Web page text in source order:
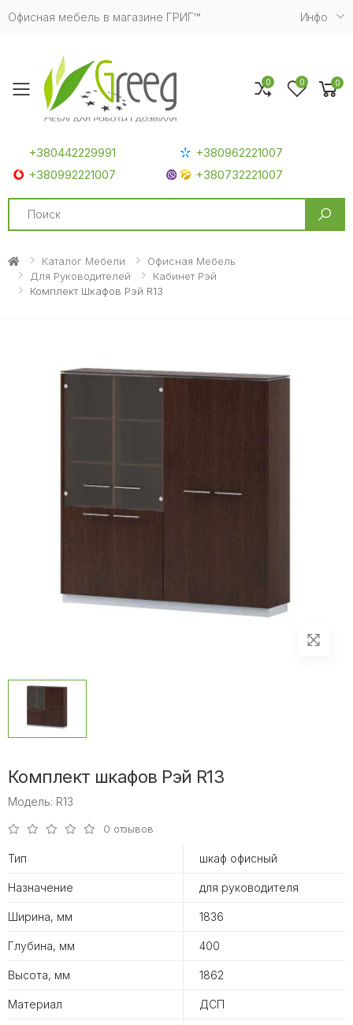
Офисная мебель в магазине ГРИГ™ Инфо
Toggle mobile menu
+380442229991
+380962221007
+380992221007
+380732221007
Search
0 0 0
Каталог Мебели
Офисная Мебель
Для Руководителей
Кабинет Рэй
Комплект Шкафов Рэй R13
Комплект шкафов Рэй R13
Модель: R13
0 отзывов
Тип шкаф офисный
Назначение для руководителя
Ширина, мм 1836
Глубина, мм 400
Высота, мм 1862
Материал ДСП